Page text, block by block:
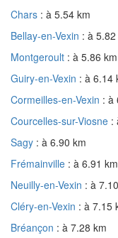
Chars : à 5.54 km
Bellay-en-Vexin : à
Montgeroult : à 5.86 km
Guiry-en-Vexin : à 6.14
Cormeilles-en-Vexin : à
Courcelles-sur-Viosne :
Sagy : à 6.90 km
Frémainville : à 6.91 km
Neuilly-en-Vexin : à
Cléry-en-Vexin : à 7.15
Bréançon : à 7.28 km